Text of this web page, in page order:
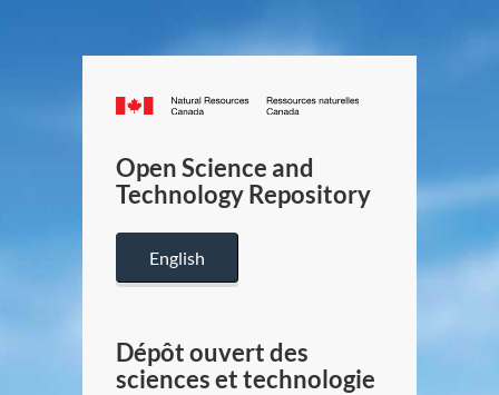
Canada.ca
/
Canada
Open Science and
Technology Repository
English
Dépôt ouvert des
sciences et technologie